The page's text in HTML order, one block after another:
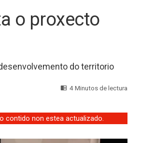
o proxecto
do territorio
4 Minutos de lectura
contido non estea actualizado.